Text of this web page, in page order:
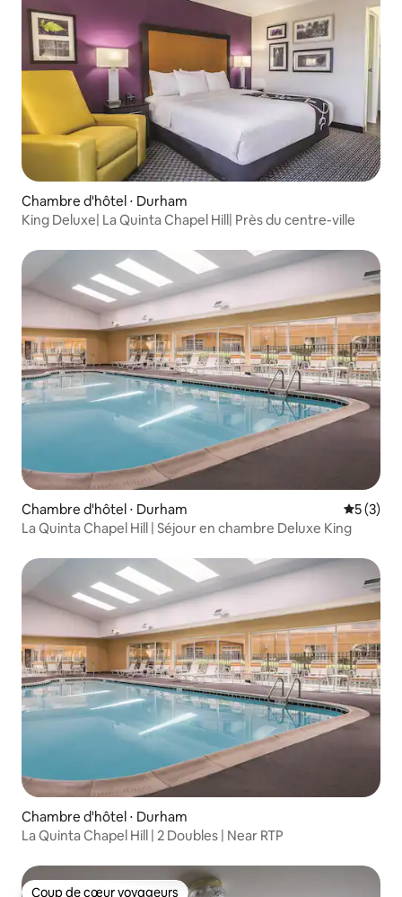
Chambre d'hôtel ⋅ Durham
King Deluxe| La Quinta Chapel Hill| Près du centre-ville
Chambre d'hôtel ⋅ Durham
5 (3)
La Quinta Chapel Hill | Séjour en chambre Deluxe King
Chambre d'hôtel ⋅ Durham
La Quinta Chapel Hill | 2 Doubles | Near RTP
Coup de cœur voyageurs